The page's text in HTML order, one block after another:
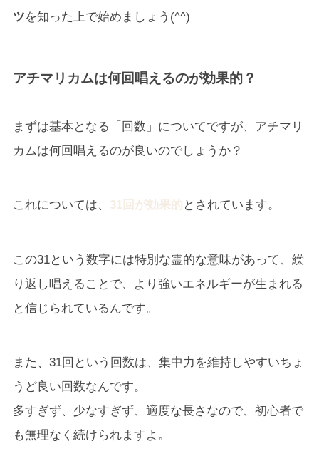
ツを知った上で始めましょう(^^)
アチマリカムは何回唱えるのが効果的？
まずは基本となる「回数」についてですが、アチマリ
カムは何回唱えるのが良いのでしょうか？
これについては、 31回が効果的 とされています。
この31という数字には特別な霊的な意味があって、繰
り返し唱えることで、より強いエネルギーが生まれる
と信じられているんです。
また、31回という回数は、集中力を維持しやすいちょ
うど良い回数なんです。
多すぎず、少なすぎず、適度な長さなので、初心者で
も無理なく続けられますよ。